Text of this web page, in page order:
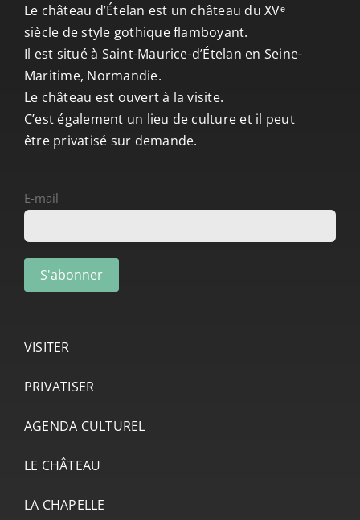
Le château d’Ételan est un château du XVᵉ
siècle de style gothique flamboyant.
Il est situé à Saint-Maurice-d’Ételan en Seine-
Maritime, Normandie.
Le château est ouvert à la visite.
C’est également un lieu de culture et il peut
être privatisé sur demande.
E-mail
VISITER
PRIVATISER
AGENDA CULTUREL
LE CHÂTEAU
LA CHAPELLE